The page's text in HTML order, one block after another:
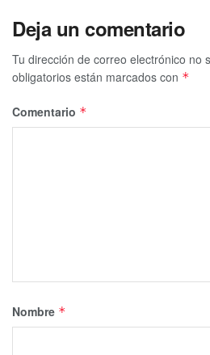
Deja un comentario
Tu dirección de correo electrónico no
obligatorios están marcados con *
Comentario *
Nombre *